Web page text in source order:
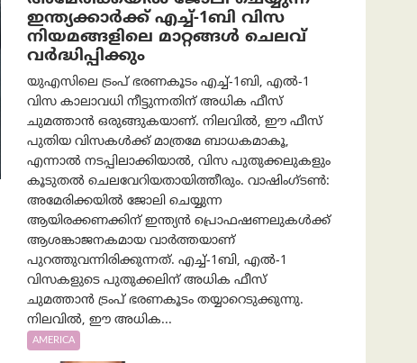
ഇന്ത്യക്കാർക്ക് എച്ച്-1ബി വിസ
നിയമങ്ങളിലെ മാറ്റങ്ങൾ ചെലവ്
വർദ്ധിപ്പിക്കും
യുഎസിലെ ട്രംപ് ഭരണകൂടം എച്ച്-1ബി, എൽ-1
വിസ കാലാവധി നീട്ടുന്നതിന് അധിക ഫീസ്
ചുമത്താൻ ഒരുങ്ങുകയാണ്. നിലവിൽ, ഈ ഫീസ്
പുതിയ വിസകൾക്ക് മാത്രമേ ബാധകമാകൂ,
എന്നാൽ നടപ്പിലാക്കിയാൽ, വിസ പുതുക്കലുകളും
കൂടുതൽ ചെലവേറിയതായിത്തീരും. വാഷിംഗ്ടണ്‍:
അമേരിക്കയില്‍ ജോലി ചെയ്യുന്ന
ആയിരക്കണക്കിന് ഇന്ത്യൻ പ്രൊഫഷണലുകൾക്ക്
ആശങ്കാജനകമായ വാർത്തയാണ്
പുറത്തുവന്നിരിക്കുന്നത്. എച്ച്-1ബി, എൽ-1
വിസകളുടെ പുതുക്കലിന് അധിക ഫീസ്
ചുമത്താൻ ട്രംപ് ഭരണകൂടം തയ്യാറെടുക്കുന്നു.
നിലവിൽ, ഈ അധിക...
AMERICA